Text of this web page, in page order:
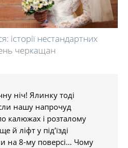
історії нестандартних
черкащан
ніч! Ялинку тоді
нашу напрочуд
калюжах і розталому
й ліфт у під’їзді
на 8-му поверсі… Чому